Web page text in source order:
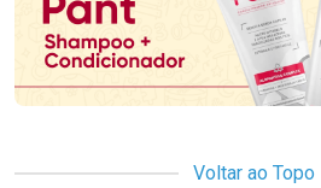
Voltar ao Topo